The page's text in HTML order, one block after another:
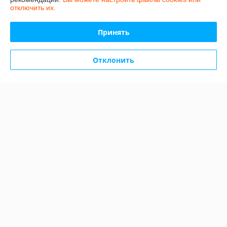
Доставка и оплата
Полная версия сайта
отключить их.
Принять
Отклонить